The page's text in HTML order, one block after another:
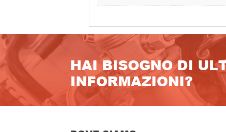
HAI BISOGNO DI
INFORMAZIONI?